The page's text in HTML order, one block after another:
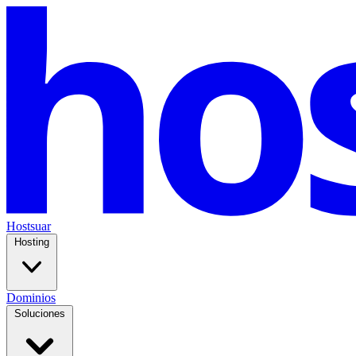
Hostsuar
Hosting
Dominios
Soluciones